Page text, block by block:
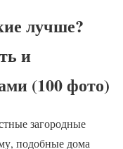
лучше?
и
(100 фото)
загородные
подобные дома